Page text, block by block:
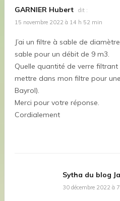
GARNIER Hubert
dit :
15 novembre 2022 à 14 h 52 min
J’ai un filtre à sable de
sable pour un débit de 9 m3.
Quelle quantité de verre
mettre dans mon filtre pour
Bayrol).
Merci pour votre réponse.
Cordialement
Sytha du blog
30 décembre 2022 à